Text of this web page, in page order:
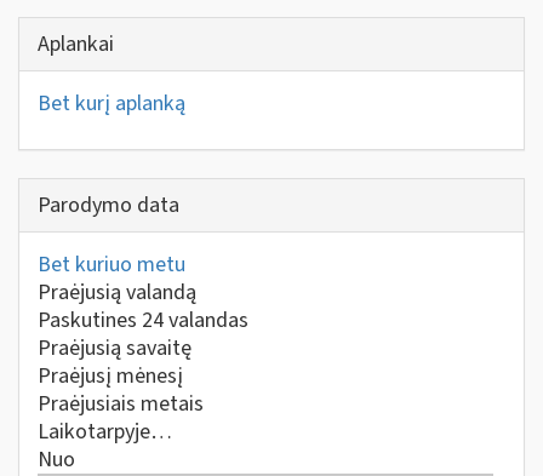
Aplankai
Bet kurį aplanką
Parodymo data
Bet kuriuo metu
Praėjusią valandą
Paskutines 24 valandas
Praėjusią savaitę
Praėjusį mėnesį
Praėjusiais metais
Laikotarpyje…
Nuo